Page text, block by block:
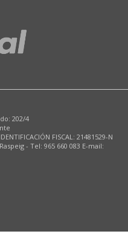
202/4
FISCAL: 21481529-N
- Tel: 965 660 083 E-mail: